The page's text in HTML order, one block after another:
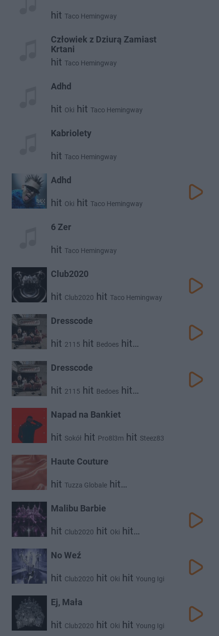
hit Taco Hemingway
Człowiek z Dziurą Zamiast
Krtani
hit Taco Hemingway
Adhd
hit Oki hit Taco Hemingway
Kabriolety
hit Taco Hemingway
Adhd
hit Oki hit Taco Hemingway
6 Zer
hit Taco Hemingway
Club2020
hit Club2020 hit Taco Hemingway
Catchup hit
Dresscode
hit 2115 hit Bedoes hit
Dresscode
hit 2115 hit Bedoes hit
Napad na Bankiet
hit Sokół hit Pro8l3m hit Steez83
Haute Couture
hit Tuzza Globale hit
Malibu Barbie
hit Club2020 hit Oki hit
hit Young Leosia
hit
No Weź
hit Club2020 hit Oki hit Young Igi
Young Leosia
Ej, Mała
hit Club2020 hit Oki hit Young Igi